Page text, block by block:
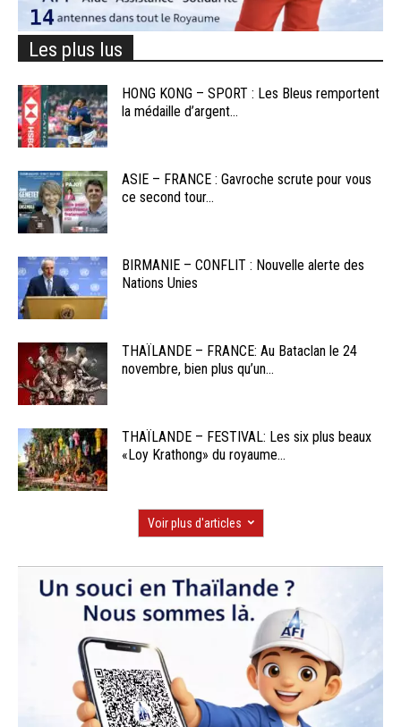
Les plus lus
HONG KONG – SPORT : Les Bleus remportent
la médaille d’argent...
ASIE – FRANCE : Gavroche scrute pour vous
ce second tour...
BIRMANIE – CONFLIT : Nouvelle alerte des
Nations Unies
THAÏLANDE – FRANCE: Au Bataclan le 24
novembre, bien plus qu’un...
THAÏLANDE – FESTIVAL: Les six plus beaux
«Loy Krathong» du royaume...
Voir plus d'articles